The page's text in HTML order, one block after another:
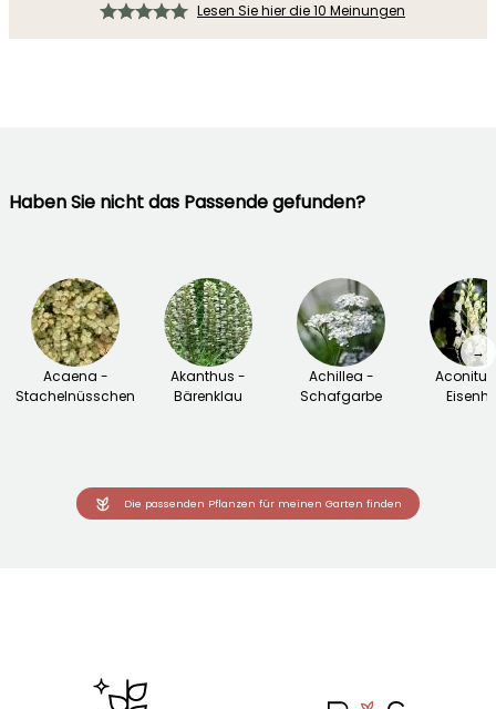
Lesen Sie hier die 10 Meinungen
Haben Sie nicht das Passende gefunden?
Acaena -
Stachelnüsschen
Akanthus -
Bärenklau
Achillea -
Schafgarbe
→
Die passenden Pflanzen für meinen Garten finden